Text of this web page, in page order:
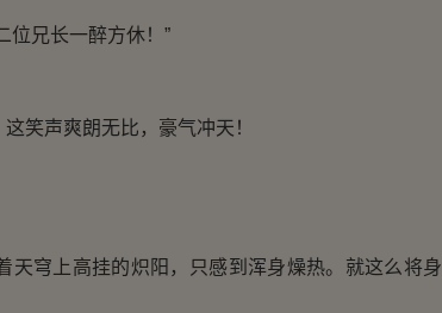
兄长一醉方休！”
声爽朗无比，豪气冲天！
穹上高挂的炽阳，只感到浑身燥热。就这么将身